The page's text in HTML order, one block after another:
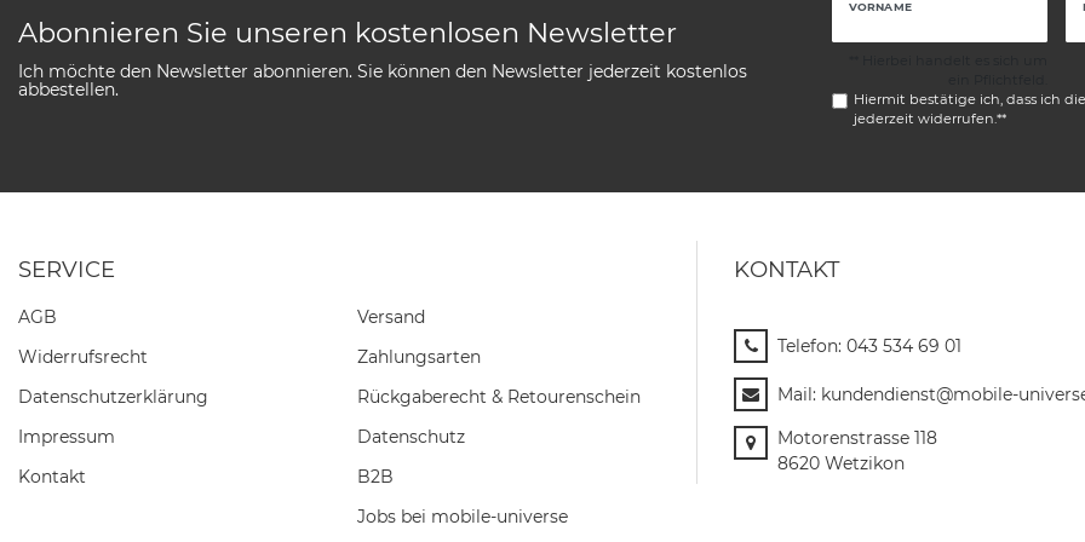
Abonnieren Sie unseren kostenlosen Newsletter
Ich möchte den Newsletter abonnieren. Sie können den Newsletter jederzeit kostenlos
abbestellen.
VORNAME
Hiermit bestätige ich, dass ich die
jederzeit widerrufen.**
SERVICE
AGB
Widerrufs­recht
Daten­schutz­erklärung
Impressum
Kontakt
Versand
Zahlungsarten
Rückgaberecht & Retourenschein
Datenschutz
B2B
Jobs bei mobile-universe
KONTAKT
Telefon: 043 534 69 01
Mail: kundendienst@mobile-
Motorenstrasse 118
8620 Wetzikon